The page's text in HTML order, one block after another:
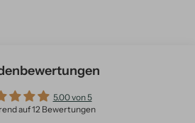
5.00 von 5
auf 12 Bewertungen